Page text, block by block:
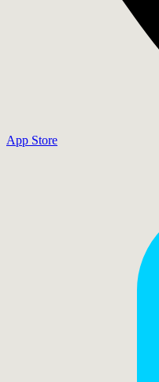
App Store